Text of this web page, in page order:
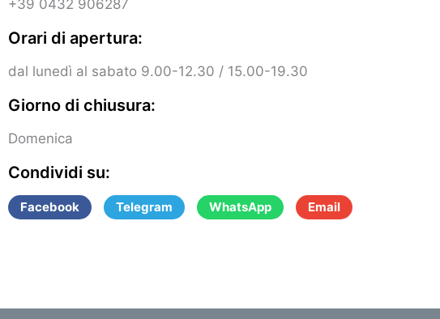
+39 0432 906287
Orari di apertura:
dal lunedì al sabato 9.00-12.30 / 15.00-19.30
Giorno di chiusura:
Domenica
Condividi su:
Facebook Telegram WhatsApp Email